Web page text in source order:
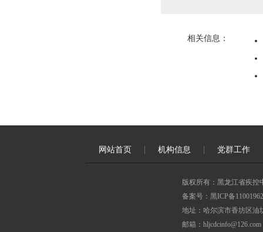
相关信息：
网站首页 机构信息 党群工作
版权所有：黑龙江省疾控
备案号：黑ICP备
地址：哈尔滨市香坊区油
邮箱：hljcdcinfo@126.com